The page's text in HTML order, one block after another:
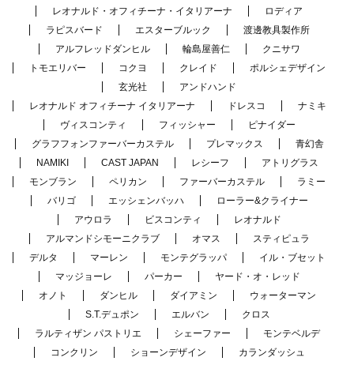
レオナルド・オフィチーナ・イタリアーナ
ロディア
ラピスバード
エスターブルック
渡邊教具製作所
アルフレッドダンヒル
輪島屋善仁
クニサワ
トモエリバー
コクヨ クレイド
ポルシェデザイン
玄光社
アンドハンド
レオナルド オフィチーナ イタリアーナ
ドレスコ
ナミキ
ヴィスコンティ
フィッシャー
ピナイダー
グラフフォンファーバーカステル
プレマックス
青幻舎
NAMIKI
CAST JAPAN レシーフ
アトリグラス
モンブラン
ペリカン ファーバーカステル
ラミー
バリゴ
エッシェンバッハ
ローラー&クライナー
アウロラ
ビスコンティ
レオナルド
アルマンドシモーニクラブ
オマス
スティピュラ
デルタ
マーレン モンテグラッパ
イル・ブセット
マッジョーレ
パーカー
ヤード・オ・レッド
オノト
ダンヒル ダイアミン
ウォーターマン
S.T.デュポン
エルバン
クロス
ラルティザン パストリエ
シェーファー
モンテベルデ
コンクリン
ショーンデザイン
カランダッシュ